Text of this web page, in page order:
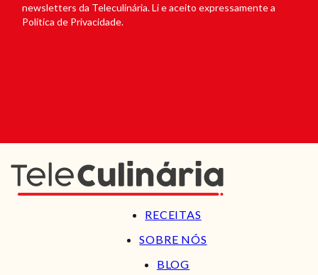
newsletters da Teleculinária. Li e aceito expressamente a
Política de Privacidade.
RECEITAS
SOBRE NÓS
BLOG